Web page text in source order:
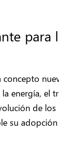
para
concepto
energía, el
de los
su adopción